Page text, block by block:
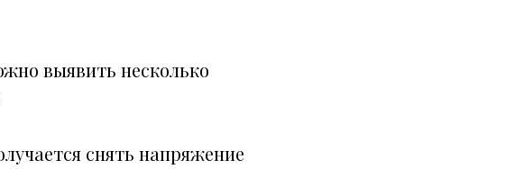
выявить несколько
снять напряжение